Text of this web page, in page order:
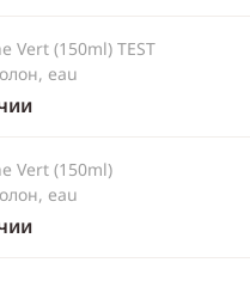
Vert (150ml) TEST
eau
Vert (150ml)
eau